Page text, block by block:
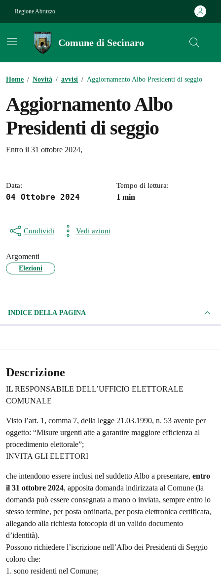
Regione Abruzzo
Comune di Secinaro
Home / Novità / avvisi / Aggiornamento Albo Presidenti di seggio
Aggiornamento Albo
Presidenti di seggio
Dettagli della notizia
Entro il 31 ottobre 2024,
Data:
04 Ottobre 2024
Tempo di lettura:
1 min
Condividi Vedi azioni
Argomenti
Elezioni
INDICE DELLA PAGINA
Descrizione
IL RESPONSABILE DELL’UFFICIO ELETTORALE
COMUNALE
Visto l’art. 1, comma 7, della legge 21.03.1990, n. 53 avente per
oggetto: “Misure urgenti atte a garantire maggiore efficienza al
procedimento elettorale”;
INVITA GLI ELETTORI
che intendono essere inclusi nel suddetto Albo a presentare, entro
il 31 ottobre 2024, apposita domanda indirizzata al Comune (la
domanda può essere consegnata a mano o inviata, sempre entro lo
stesso termine, per posta ordinaria, per posta elettronica certificata,
allegando alla richiesta fotocopia di un valido documento
d’identità).
Possono richiedere l’iscrizione nell’Albo dei Presidenti di Seggio
coloro che:
1. sono residenti nel Comune;